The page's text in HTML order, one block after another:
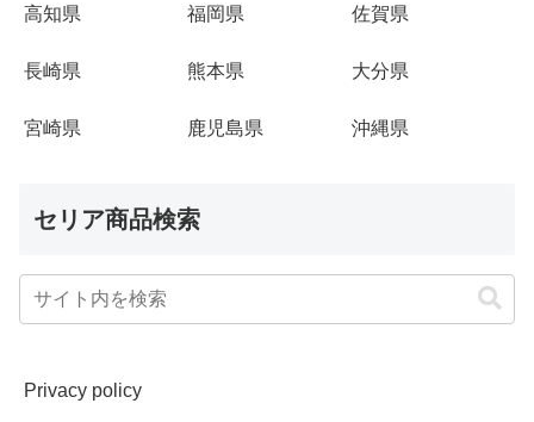
高知県 福岡県 佐賀県
長崎県 熊本県 大分県
宮崎県 鹿児島県 沖縄県
セリア商品検索
Privacy policy